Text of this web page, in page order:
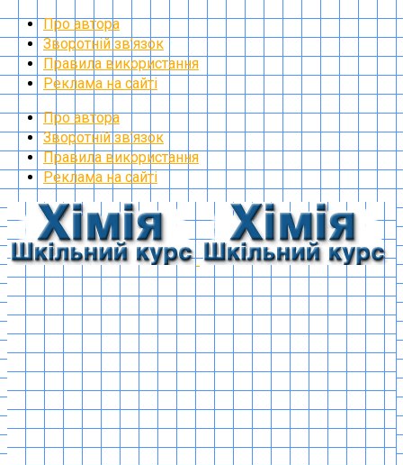
Про автора
Зворотній зв’язок
Правила використання
Реклама на сайті
Про автора
Зворотній зв’язок
Правила використання
Реклама на сайті